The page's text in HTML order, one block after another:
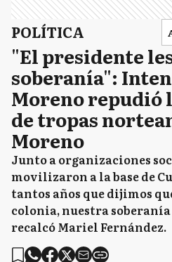
POLÍTICA
"El presidente
soberanía":
Moreno repudió
de tropas
Moreno
Junto a organizaciones
movilizaron a la base de
tantos años que dijimos
colonia, nuestra soberanía
recalcó Mariel Fernández.